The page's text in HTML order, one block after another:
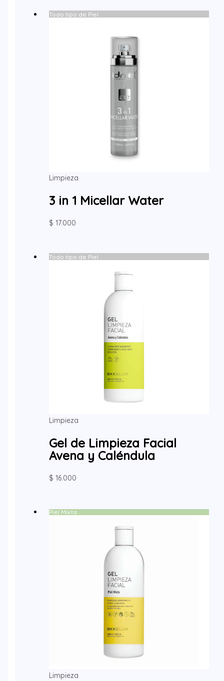
Todo tipo de Piel
Limpieza
3 in 1 Micellar Water
$ 17.000
Todo tipo de Piel
Limpieza
Gel de Limpieza Facial
Avena y Caléndula
$ 16.000
Piel Mixta
Limpieza